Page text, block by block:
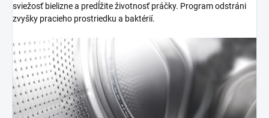
sviežosť bielizne a predĺžite životnosť práčky. Program odstráni
zvyšky pracieho prostriedku a baktérií.